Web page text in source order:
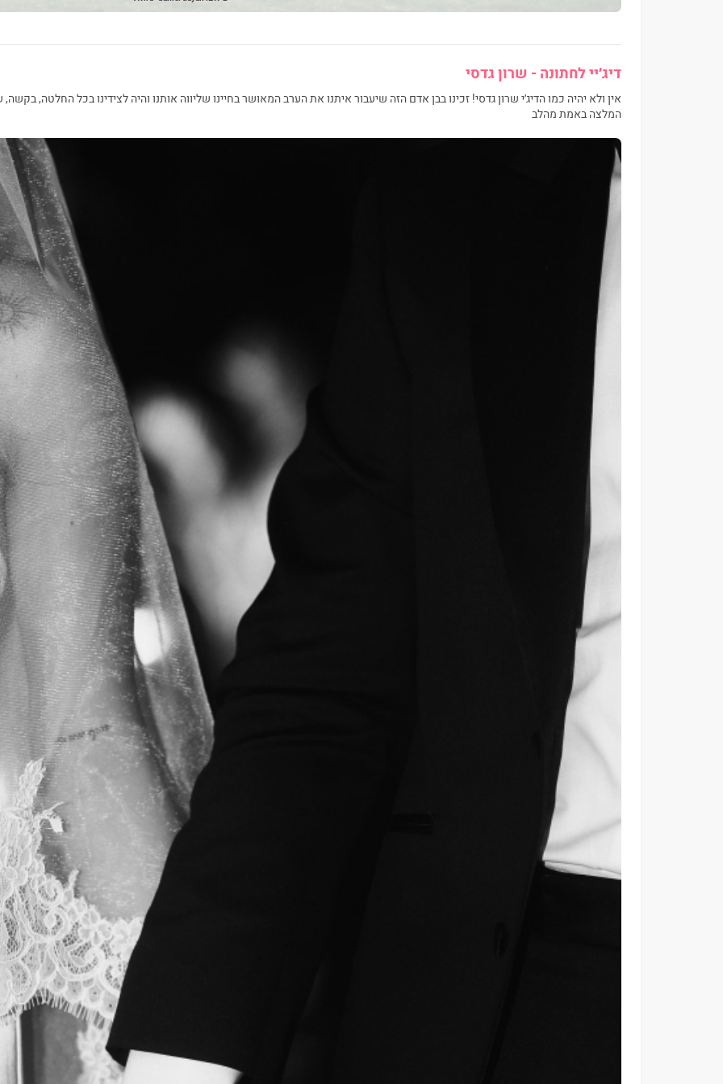
דיג׳יי לחתונה - שרון גדסי
אין ולא יהיה כמו הדיג׳י שרון גדסי! זכינו בבן אדם הזה שיעבור איתנו את הערב המאושר בחיינו שליווה אותנו והיה לצידינו בכל החלטה,
המלצה באמת מהלב